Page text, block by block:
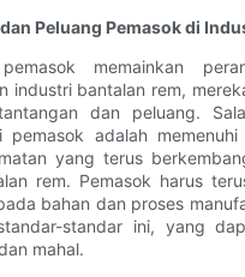
Peluang Pemasok di
memainkan
industri bantalan rem,
dan peluang.
pemasok adalah
yang terus
rem. Pemasok harus
bahan dan proses
standar ini, yang
mahal.